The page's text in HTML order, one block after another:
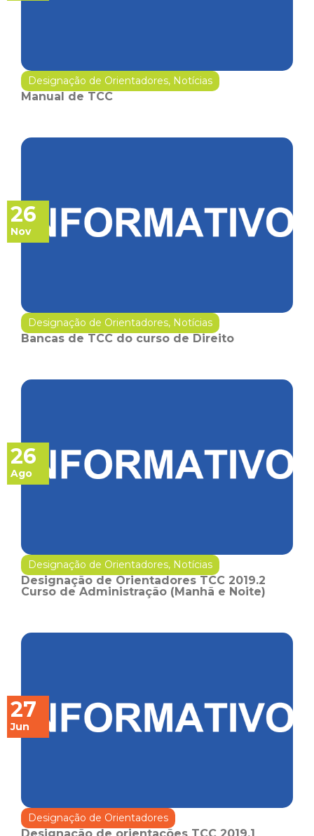
Designação de Orientadores, Notícias
Manual de TCC
26
Nov
Designação de Orientadores, Notícias
Bancas de TCC do curso de Direito
26
Ago
Designação de Orientadores, Notícias
Designação de Orientadores TCC 2019.2
Curso de Administração (Manhã e Noite)
27
Jun
Designação de Orientadores